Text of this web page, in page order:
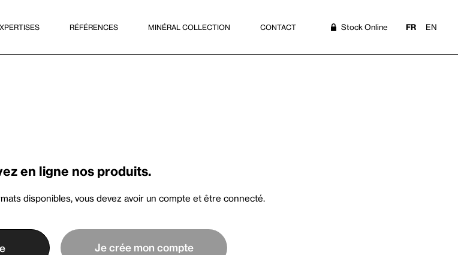
RÉFÉRENCES MINÉRAL COLLECTION CONTACT Stock Online FR EN
en ligne nos produits.
disponibles, vous devez avoir un compte et être connecté.
Je crée mon compte